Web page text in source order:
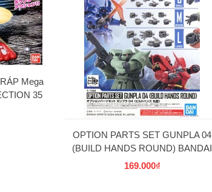
Mega
35
OPTION PARTS SET GUNPLA 04
(BUILD HANDS ROUND) BANDAI
169.000₫